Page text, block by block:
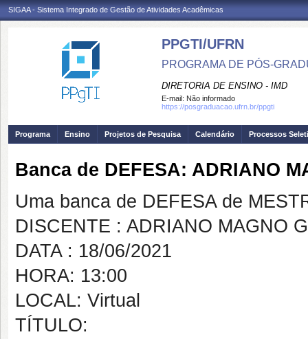
SIGAA - Sistema Integrado de Gestão de Atividades Acadêmicas
PPGTI/UFRN
PROGRAMA DE PÓS-
DIRETORIA DE ENSINO - IMD
E-mail: Não informado
https://posgraduacao.ufrn.br/ppgti
Programa Ensino Projetos de Pesquisa Calendário Processos
Banca de DEFESA: ADRIANO
Uma banca de DEFESA de
DISCENTE : ADRIANO MAGNO
DATA : 18/06/2021
HORA: 13:00
LOCAL: Virtual
TÍTULO: